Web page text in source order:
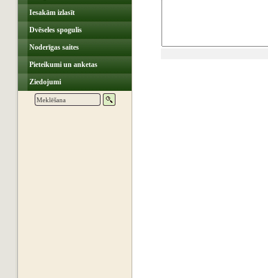
Iesakām izlasīt
Dvēseles spogulis
Noderīgas saites
Pieteikumi un anketas
Ziedojumi